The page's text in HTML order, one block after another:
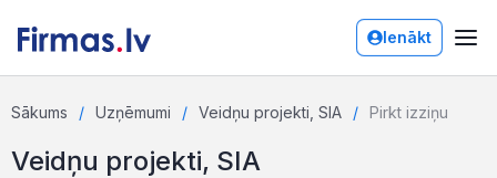
Ienākt
Sākums Uzņēmumi Veidņu projekti, SIA Pirkt izziņu
Veidņu projekti, SIA